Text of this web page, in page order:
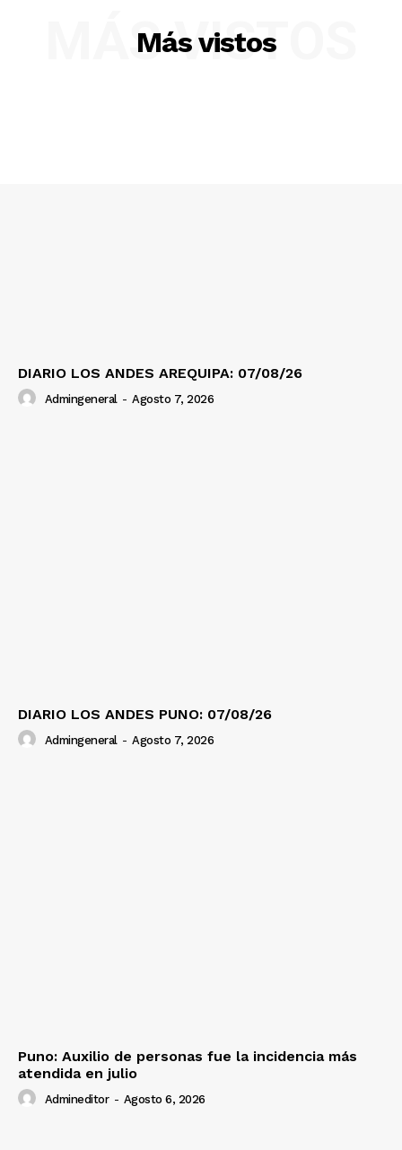
Más vistos
MÁS VISTOS
DIARIO LOS ANDES AREQUIPA: 07/08/26
Admingeneral - Agosto 7, 2026
DIARIO LOS ANDES PUNO: 07/08/26
Admingeneral - Agosto 7, 2026
Puno: Auxilio de personas fue la incidencia más
atendida en julio
Admineditor - Agosto 6, 2026